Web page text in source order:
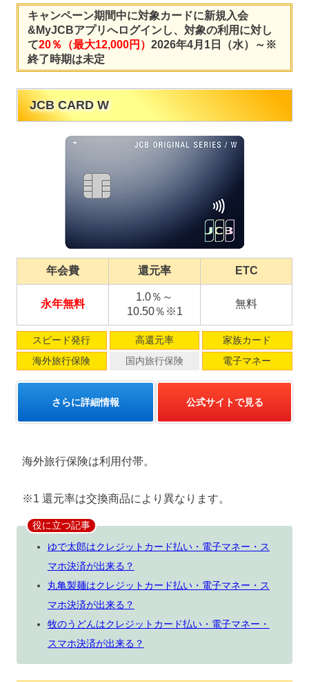
キャンペーン期間中に対象カードに新規入会
&MyJCBアプリへログインし、対象の利用に対し
て20％（最大12,000円） 2026年4月1日（水）～※
終了時期は未定
JCB CARD W
年会費 還元率 ETC
永年無料
1.0％～
10.50％※1
無料
スピード発行 高還元率
家族カード
海外旅行保険
国内旅行保険 電子マネー
さらに詳細情報 公式サイトで見る
海外旅行保険は利用付帯。
※1 還元率は交換商品により異なります。
役に立つ記事
ゆで太郎はクレジットカード払い・電子マネー・ス
マホ決済が出来る？
丸亀製麺はクレジットカード払い・電子マネー・ス
マホ決済が出来る？
牧のうどんはクレジットカード払い・電子マネー・
スマホ決済が出来る？